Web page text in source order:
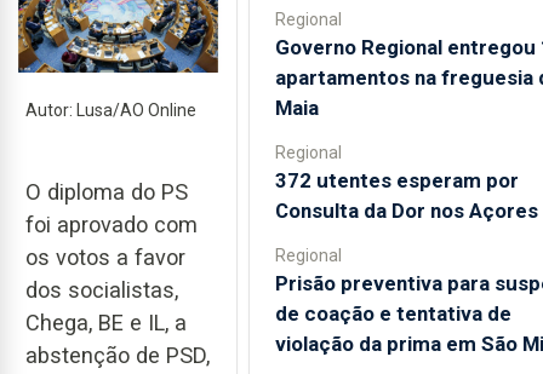
Autor: Lusa/AO Online
O diploma do PS
foi aprovado com
os votos a favor
dos socialistas,
Chega, BE e IL, a
abstenção de PSD,
Regional
Governo Regional entregou
apartamentos na freguesia
Maia
Regional
372 utentes esperam por
Consulta da Dor nos Açores
Regional
Prisão preventiva para
de coação e tentativa de
violação da prima em São